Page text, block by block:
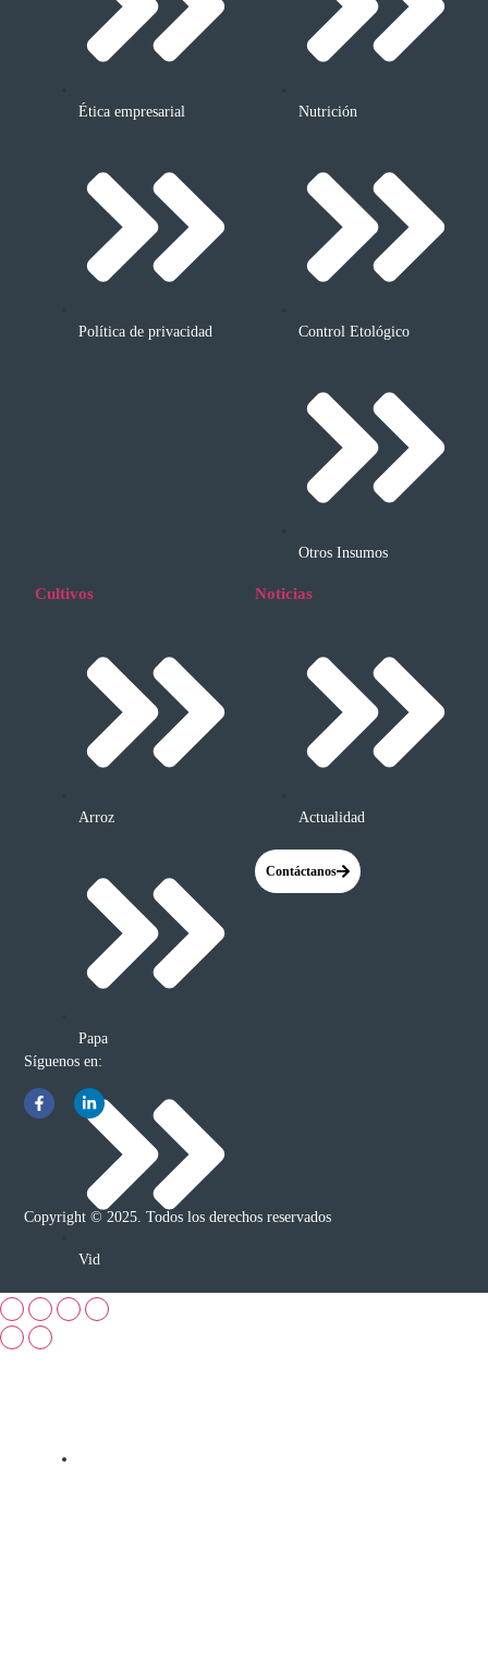
Ética empresarial
Política de privacidad
Nutrición
Control Etológico
Otros Insumos
Cultivos
Arroz
Papa
Vid
Noticias
Actualidad
Contáctanos
Síguenos en:
Copyright © 2025. Todos los derechos reservados